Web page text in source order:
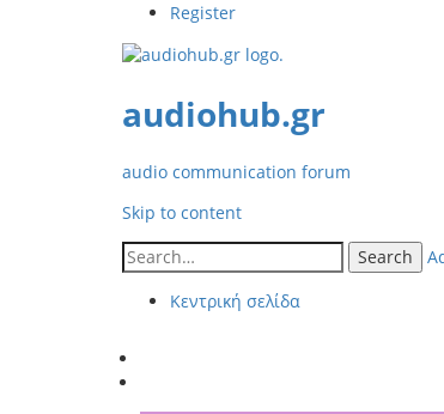
Register
audiohub.gr
audio communication forum
Skip to content
Search
Κεντρική σελίδα